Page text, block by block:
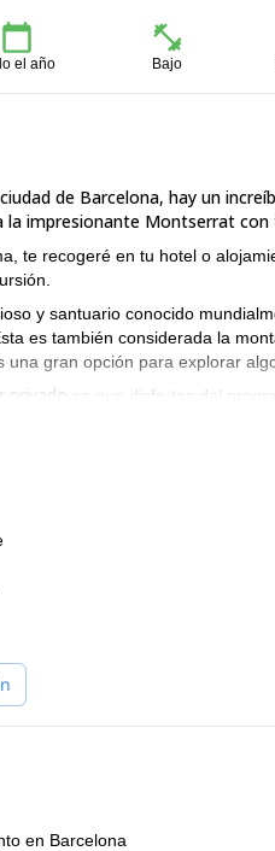
el año Bajo
de Barcelona, hay un
la impresionante Montserrat
te recogeré en tu hotel o
y santuario conocido
es también considerada la
una gran opción para explorar
privado
es que disfrutes del
de la zona quieres que te guíe.
para todos!
los amantes del deporte
de rendimiento
de la excursión
más atractiva? Espero que
máximo 7 excursionistas.
en Barcelona